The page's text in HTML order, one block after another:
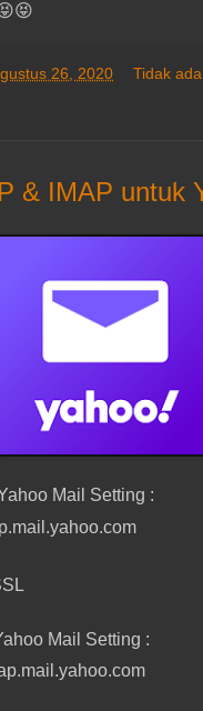
26, 2020 Tidak
& IMAP untuk
Mail Setting :
Mail Setting :